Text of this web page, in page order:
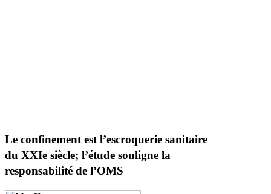
Le confinement est l’escroquerie sanitaire
du XXIe siècle; l’étude souligne la
responsabilité de l’OMS